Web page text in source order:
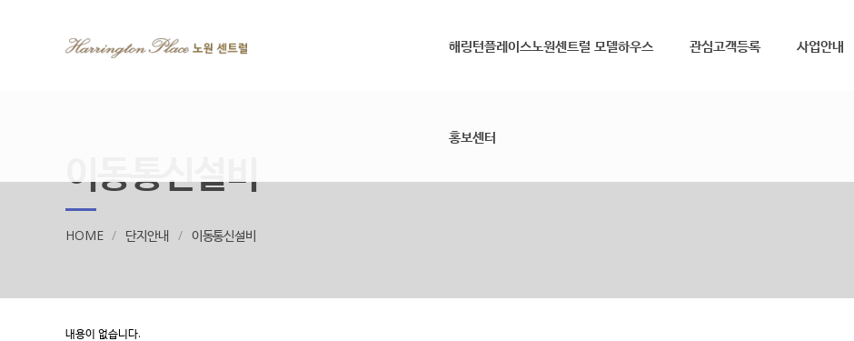
해링턴플레이스노원센트럴 모델하우스 관심고객등록 사업안내
홍보센터
이동통신설비
HOME 단지안내 이동통신설비
내용이 없습니다.